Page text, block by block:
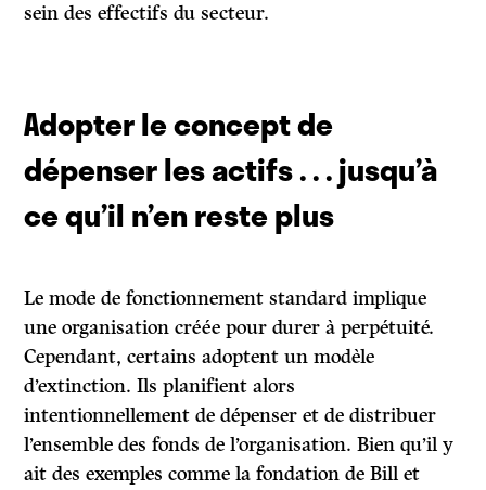
sein des effectifs du secteur.
Adopter le concept de
dépenser les actifs . . . jusqu’à
ce qu’il n’en reste plus
Le mode de fonctionnement standard implique
une organisation créée pour durer à perpétuité.
Cependant, certains adoptent un modèle
d’extinction. Ils planifient alors
intentionnellement de dépenser et de distribuer
l’ensemble des fonds de l’organisation. Bien qu’il y
ait des exemples comme la fondation de Bill et